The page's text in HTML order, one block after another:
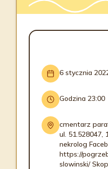
6 stycznia
Godzina 23:00
cmentarz
ul. 51.528047,
nekrolog
https://
slowinski/